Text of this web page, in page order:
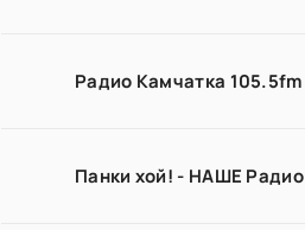
Радио Камчатка 105.5fm
Панки хой! - НАШЕ Радио